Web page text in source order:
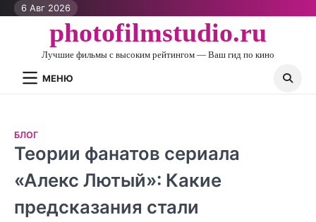
Перейти6 Авг 2026
photofilmstudio.ru
Лучшие фильмы с высоким рейтингом — Ваш гид по кино
МЕНЮ
БЛОГ
Теории фанатов сериала
«Алекс Лютый»: Какие
предсказания стали